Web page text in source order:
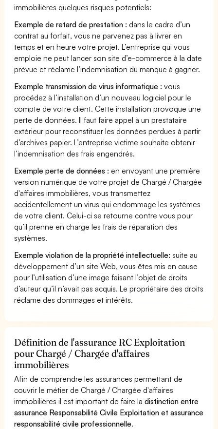
immobilières quelques risques potentiels:
Exemple de retard de prestation : dans le cadre d’un
contrat au forfait, vous ne parvenez pas à livrer en
temps et en heure votre projet. L’entreprise qui vous
emploie ne peut lancer son site d’e-commerce à la date
prévue et réclame l’indemnisation du manque à gagner.
Exemple transmission de virus informatique : vous
procédez à l’installation d’un nouveau logiciel pour le
compte de votre client. Cette installation provoque une
perte de données. Il faut faire appel à un prestataire
extérieur pour reconstituer les données perdues à partir
d’archives papier. L’entreprise victime souhaite obtenir
l’indemnisation des frais engendrés.
Exemple perte de données : en envoyant une première
version numérique de votre projet de Chargé / Chargée
d'affaires immobilières, vous transmettez
accidentellement un virus qui endommage les systèmes
de votre client. Celui-ci se retourne contre vous pour
qu’il prenne en charge les frais de réparation des
systèmes.
Exemple violation de la propriété intellectuelle: suite au
développement d’un site Web, vous êtes mis en cause
pour l’utilisation d’une image faisant l’objet de droits
d’auteur qu’il n’avait pas acquis. Le propriétaire des droits
réclame des dommages et intérêts.
Définition de l'assurance RC Exploitation
pour Chargé / Chargée d'affaires
immobilières
Afin de comprendre les assurances permettant de
couvrir le métier de Chargé / Chargée d'affaires
immobilières il est important de faire ladistinction entre
assurance Responsabilité Civile Exploitation et assurance
responsabilité civile professionnelle.